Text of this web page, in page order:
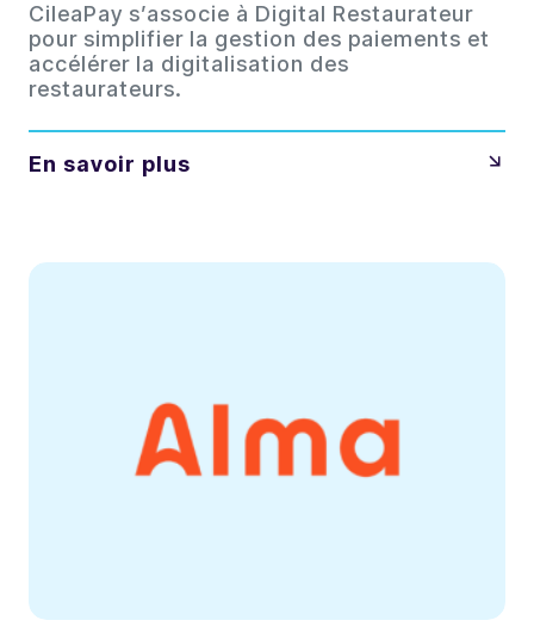
CileaPay s’associe à Digital Restaurateur
pour simplifier la gestion des paiements et
accélérer la digitalisation des
restaurateurs.
En savoir plus